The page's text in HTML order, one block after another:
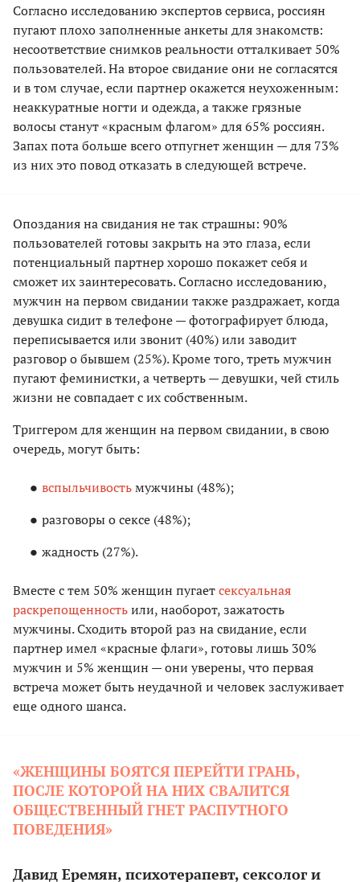
Согласно исследованию экспертов сервиса, россиян
пугают плохо заполненные анкеты для знакомств:
несоответствие снимков реальности отталкивает 50%
пользователей. На второе свидание они не согласятся
и в том случае, если партнер окажется неухоженным:
неаккуратные ногти и одежда, а также грязные
волосы станут «красным флагом» для 65% россиян.
Запах пота больше всего отпугнет женщин — для 73%
из них это повод отказать в следующей встрече.
Опоздания на свидания не так страшны: 90%
пользователей готовы закрыть на это глаза, если
потенциальный партнер хорошо покажет себя и
сможет их заинтересовать. Согласно исследованию,
мужчин на первом свидании также раздражает, когда
девушка сидит в телефоне — фотографирует блюда,
переписывается или звонит (40%) или заводит
разговор о бывшем (25%). Кроме того, треть мужчин
пугают феминистки, а четверть — девушки, чей стиль
жизни не совпадает с их собственным.
Триггером для женщин на первом свидании, в свою
очередь, могут быть:
вспыльчивостьмужчины (48%);
разговоры о сексе (48%);
жадность (27%).
Вместе с тем 50% женщин пугаетсексуальная
раскрепощенностьили, наоборот, зажатость
мужчины. Сходить второй раз на свидание, если
партнер имел «красные флаги», готовы лишь 30%
мужчин и 5% женщин — они уверены, что первая
встреча может быть неудачной и человек заслуживает
еще одного шанса.
«ЖЕНЩИНЫ БОЯТСЯ ПЕРЕЙТИ ГРАНЬ,
ПОСЛЕ КОТОРОЙ НА НИХ СВАЛИТСЯ
ОБЩЕСТВЕННЫЙ ГНЕТ РАСПУТНОГО
ПОВЕДЕНИЯ»
Давид Еремян, психотерапевт, сексолог и